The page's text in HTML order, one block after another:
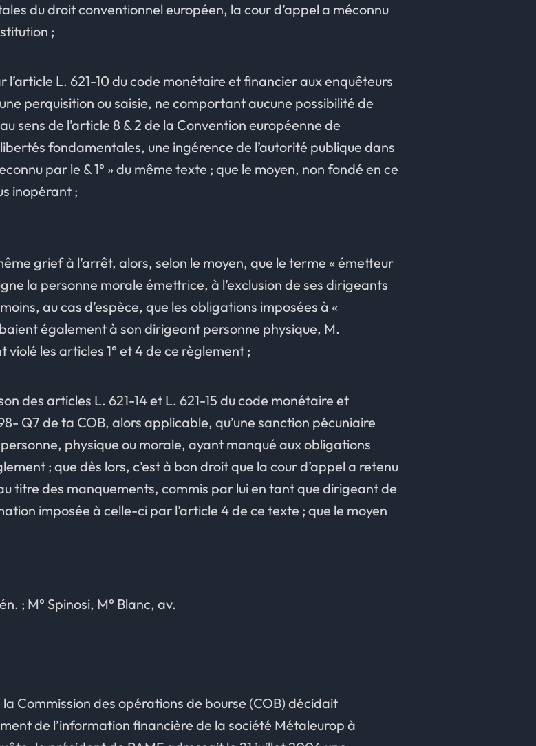
du droit conventionnel européen, la cour d’appel a méconnu
;
L. 621-10 du code monétaire et financier aux enquêteurs
perquisition ou saisie, ne comportant aucune possibilité de
sens de l’article 8 & 2 de la Convention européenne de
fondamentales, une ingérence de l’autorité publique dans
par le & 1° » du même texte ; que le moyen, non fondé en ce
inopérant ;
grief à l’arrêt, alors, selon le moyen, que le terme « émetteur
la personne morale émettrice, à l’exclusion de ses dirigeants
au cas d’espèce, que les obligations imposées à «
également à son dirigeant personne physique, M.
les articles 1° et 4 de ce règlement ;
des articles L. 621-14 et L. 621-15 du code monétaire et
Q7 de ta COB, alors applicable, qu’une sanction pécuniaire
physique ou morale, ayant manqué aux obligations
; que dès lors, c’est à bon droit que la cour d’appel a retenu
titre des manquements, commis par lui en tant que dirigeant de
imposée à celle-ci par l’article 4 de ce texte ; que le moyen
; M° Spinosi, M° Blanc, av.
Commission des opérations de bourse (COB) décidait
de l’information financière de la société Métaleurop à